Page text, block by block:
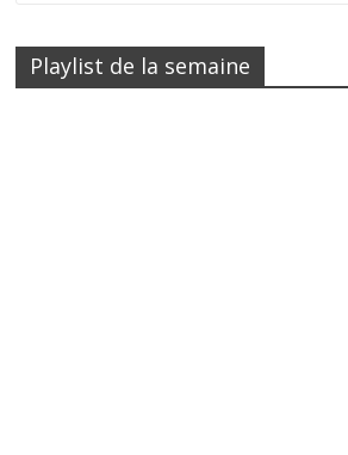
Playlist de la semaine